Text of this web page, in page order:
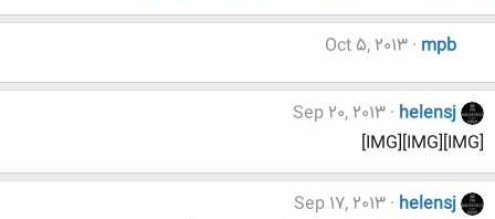
mpb
Oct 5, 2013
helensj
Sep 20, 2013
[IMG][IMG][IMG]
helensj
Sep 17, 2013